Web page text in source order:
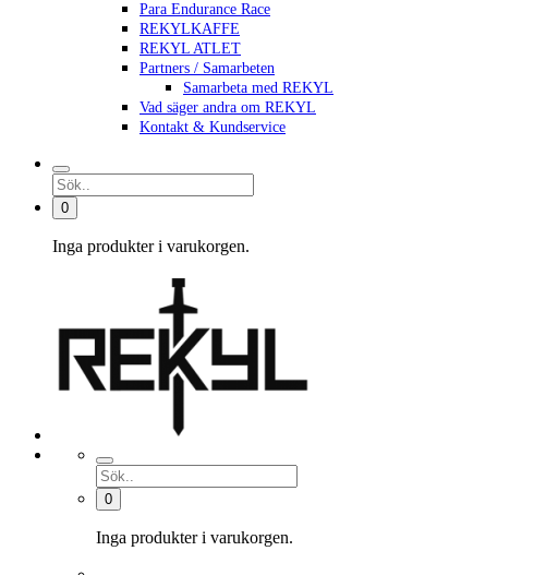
Para Endurance Race
REKYLKAFFE
REKYL ATLET
Partners / Samarbeten
Samarbeta med REKYL
Vad säger andra om REKYL
Kontakt & Kundservice
0
Inga produkter i varukorgen.
0
Inga produkter i varukorgen.